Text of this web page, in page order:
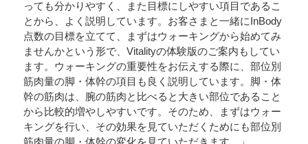
っても分かりやすく、また目標にしやすい項目であるこ
とから、よく説明しています。お客さまと一緒にInBody
点数の目標を立てて、まずはウォーキングから始めてみ
ませんかという形で、Vitalityの体験版のご案内もしてい
ます。ウォーキングの重要性をお伝えする際に、部位別
筋肉量の脚・体幹の項目も良く説明しています。脚・体
幹の筋肉は、腕の筋肉と比べると大きい部位であること
から比較的増やしやすいです。そのため、まずはウォー
キングを行い、その効果を見ていただくためにも部位別